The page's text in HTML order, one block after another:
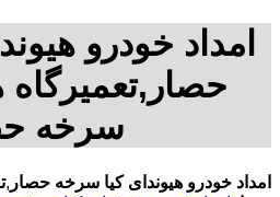
امداد خودرو
حصار,تعمیرگاه
سرخه
امداد خودرو هیوندای کیا سرخه حصار ,